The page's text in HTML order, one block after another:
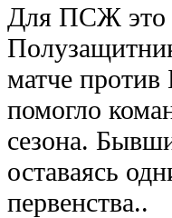
Для ПСЖ это
матче против
помогло
сезона.
оставаясь
первенства..